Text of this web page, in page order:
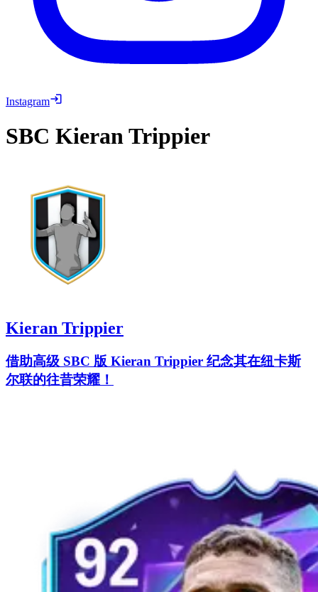
Instagram
SBC Kieran Trippier
Kieran Trippier
借助高级 SBC 版 Kieran Trippier 纪念其在纽卡斯
尔联的往昔荣耀！